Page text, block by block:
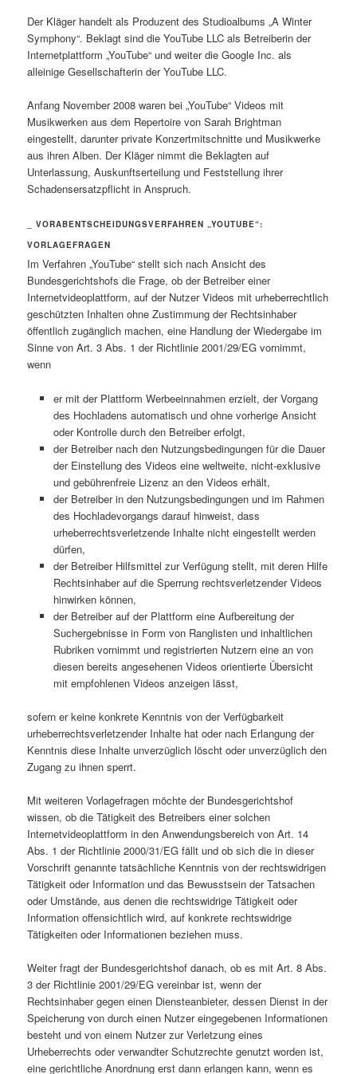
Der Kläger handelt als Produzent des Studioalbums „A Winter
Symphony“. Beklagt sind die YouTube LLC als Betreiberin der
Internetplattform „YouTube“ und weiter die Google Inc. als
alleinige Gesellschafterin der YouTube LLC.
Anfang November 2008 waren bei „YouTube“ Videos mit
Musikwerken aus dem Repertoire von Sarah Brightman
eingestellt, darunter private Konzertmitschnitte und Musikwerke
aus ihren Alben. Der Kläger nimmt die Beklagten auf
Unterlassung, Auskunftserteilung und Feststellung ihrer
Schadensersatzpflicht in Anspruch.
_ VORABENTSCHEIDUNGSVERFAHREN „YOUTUBE“:
VORLAGEFRAGEN
Im Verfahren „YouTube“ stellt sich nach Ansicht des
Bundesgerichtshofs die Frage, ob der Betreiber einer
Internetvideoplattform, auf der Nutzer Videos mit urheberrechtlich
geschützten Inhalten ohne Zustimmung der Rechtsinhaber
öffentlich zugänglich machen, eine Handlung der Wiedergabe im
Sinne von Art. 3 Abs. 1 der Richtlinie 2001/29/EG vornimmt,
wenn
er mit der Plattform Werbeeinnahmen erzielt, der Vorgang
des Hochladens automatisch und ohne vorherige Ansicht
oder Kontrolle durch den Betreiber erfolgt,
der Betreiber nach den Nutzungsbedingungen für die Dauer
der Einstellung des Videos eine weltweite, nicht-exklusive
und gebührenfreie Lizenz an den Videos erhält,
der Betreiber in den Nutzungsbedingungen und im Rahmen
des Hochladevorgangs darauf hinweist, dass
urheberrechtsverletzende Inhalte nicht eingestellt werden
dürfen,
der Betreiber Hilfsmittel zur Verfügung stellt, mit deren Hilfe
Rechtsinhaber auf die Sperrung rechtsverletzender Videos
hinwirken können,
der Betreiber auf der Plattform eine Aufbereitung der
Suchergebnisse in Form von Ranglisten und inhaltlichen
Rubriken vornimmt und registrierten Nutzern eine an von
diesen bereits angesehenen Videos orientierte Übersicht
mit empfohlenen Videos anzeigen lässt,
sofern er keine konkrete Kenntnis von der Verfügbarkeit
urheberrechtsverletzender Inhalte hat oder nach Erlangung der
Kenntnis diese Inhalte unverzüglich löscht oder unverzüglich den
Zugang zu ihnen sperrt.
Mit weiteren Vorlagefragen möchte der Bundesgerichtshof
wissen, ob die Tätigkeit des Betreibers einer solchen
Internetvideoplattform in den Anwendungsbereich von Art. 14
Abs. 1 der Richtlinie 2000/31/EG fällt und ob sich die in dieser
Vorschrift genannte tatsächliche Kenntnis von der rechtswidrigen
Tätigkeit oder Information und das Bewusstsein der Tatsachen
oder Umstände, aus denen die rechtswidrige Tätigkeit oder
Information offensichtlich wird, auf konkrete rechtswidrige
Tätigkeiten oder Informationen beziehen muss.
Weiter fragt der Bundesgerichtshof danach, ob es mit Art. 8 Abs.
3 der Richtlinie 2001/29/EG vereinbar ist, wenn der
Rechtsinhaber gegen einen Diensteanbieter, dessen Dienst in der
Speicherung von durch einen Nutzer eingegebenen Informationen
besteht und von einem Nutzer zur Verletzung eines
Urheberrechts oder verwandter Schutzrechte genutzt worden ist,
eine gerichtliche Anordnung erst dann erlangen kann, wenn es